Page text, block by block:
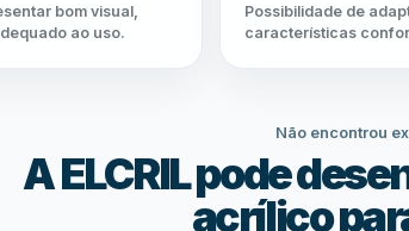
bom visual,
ao uso.
Possibilidade de
características
Não encontrou
A ELCRIL pode
acrílico